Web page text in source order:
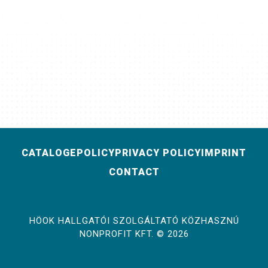
CATALOGEPOLICYPRIVACY POLICYIMPRINT
CONTACT
HÖOK HALLGATÓI SZOLGÁLTATÓ KÖZHASZNÚ
NONPROFIT KFT. © 2026